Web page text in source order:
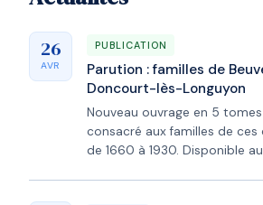
26
AVR
PUBLICATION
Parution : familles de
Doncourt-lès-Longuyon
Nouveau ouvrage en 5 tomes
consacré aux familles de ces
de 1660 à 1930. Disponible